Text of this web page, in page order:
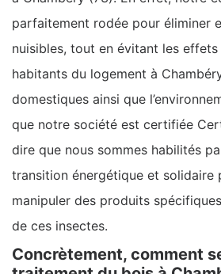
parfaitement rodée pour éliminer
nuisibles, tout en évitant les
habitants du logement à
domestiques ainsi que
que notre société est certifiée
dire que nous sommes habilités
transition énergétique et solidaire
manipuler des produits
de ces insectes.
Concrètement, comment